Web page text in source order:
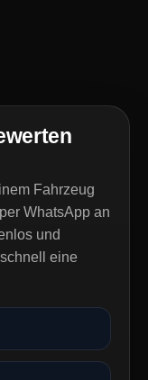
Fahrzeug
WhatsApp an
und
eine